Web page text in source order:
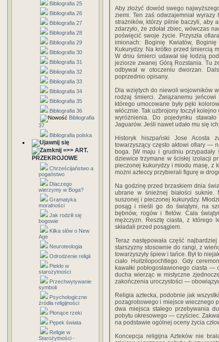
Bibliografia 25
Bibliografia 26
Bibliografia 27
Bibliografia 28
Bibliografia 29
Bibliografia 30
Bibliografia 31
Bibliografia 32
Bibliografia 33
Bibliografia 34
Bibliografia 35
Bibliografia 36
Bibliografia
37
Bibliografia polska
=>> ART.
PRZEKROJOWE
Chrześcijaństwo a
pogaństwo
Dlaczego
wierzymy w Boga?
Gramatyka
moralności
Jak rodzili się
bogowie
Kilka słów o New
Age
Neuroteologia
Odrodzenie religii
Piekło w
starożytności
Przechwytywanie
symboli
Psychologiczne
źródła religijności
Płonące rzeki
Pępek świata
Religie w
Starożytności -
Aby złożyć dowód swego
ziemi. Ten zaś odwzajemniał
strażników, którzy pilnie baczyli, aby
zdarzyło, że zdołał zbiec, wówczas
poświęcić swoje życie. Przyszła
imionach: Boginię Kwiatów,
Kukurydzy. Na krótko przed śmiercią
W dniu śmierci udawał się łodzią
jeziorze zwanej Górą Rozstania. Tu
odbywał w otoczeniu dworzan.
poprzednio opisany.
Dla wziętych do niewoli wojowników
rodzaj śmierci. Związanemu
którego umocowane były pęki
włócznie. Tak uzbrojony toczył
wyróżnienia. Do pojedynku
Jaguarów. Jeśli nawet udało mu się
Historyk hiszpański Jose Acosta
towarzyszący często aktowi ofiary —
boga. [W maju i grudniu
dziewice trzymane w ścisłej izolacji
pieczonej kukurydzy i miodu masę, z
możni azteccy przybierali figurę w
Na godzinę przed brzaskiem dnia
ubrane w śnieżnej białości suknie.
suszonej i pieczonej kukurydzy.
posąg i nieśli go do świątyni, na
bębnów, rogów i fletów. Cała
mężczyzn. Resztę ciasta, z którego
składali przed posągiem.
Teraz następowała część
starszyzny stosownie do rangi, z
towarzyszyły śpiew i tańce. Był to
ciało Huitzilopochtlego. Gdy
kawałki pobłogosławionego ciasta —
ducha wierząc w mistyczne
zakończenia uroczystości —
Religia aztecka, podobnie jak
pozagrobowego i miejsce wiecznego
dwa miejsca stałego przebywania
pobytu okresowego — czyściec.
na podstawie ogólnej oceny życia
Koncepcja religijna Azteków nie